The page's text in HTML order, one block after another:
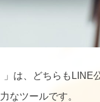
」は、どちらも
なツールです。